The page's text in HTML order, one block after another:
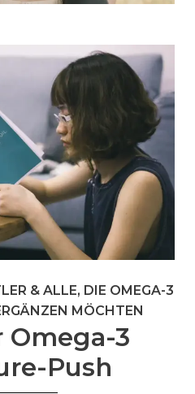
& ALLE, DIE OMEGA-3
MÖCHTEN
Omega-3
Push